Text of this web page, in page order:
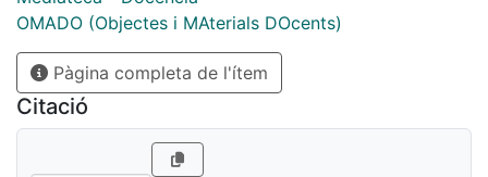
OMADO (Objectes i MAterials DOcents)
Pàgina completa de l'ítem
Citació